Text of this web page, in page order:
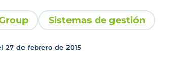
Sistemas de gestión
27 de febrero de 2015